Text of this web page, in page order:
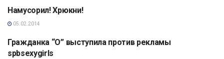
АНАЛИТИКА
Намусорил! Хрюкни!
05.02.2014
КСР
Гражданка “О” выступила против рекламы
spbsexy‏girls